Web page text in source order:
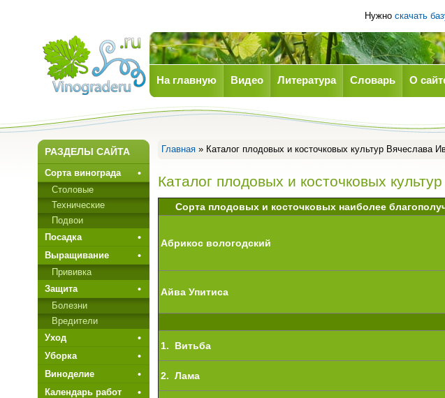
Нужно скачать
На главную Видео Литература Словарь О
Главная» Каталог плодовых и косточковых культур Вячеслава
Каталог плодовых и косточковых
Сорта плодовых и косточковых наиболее
Абрикос вологодский
Айва Упитиса
1. Витьба
2. Лама
РАЗДЕЛЫ САЙТА
Сорта винограда
Столовые
Технические
Подвои
Посадка
Выращивание
Прививкa
Защита
Болезни
Вредители
Уход
Уборка
Виноделие
Календарь работ